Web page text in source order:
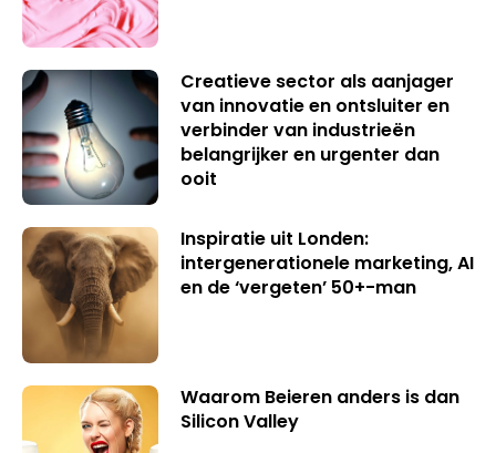
Creatieve sector als aanjager
van innovatie en ontsluiter en
verbinder van industrieën
belangrijker en urgenter dan
ooit
Inspiratie uit Londen:
intergenerationele marketing, AI
en de ‘vergeten’ 50+-man
Waarom Beieren anders is dan
Silicon Valley